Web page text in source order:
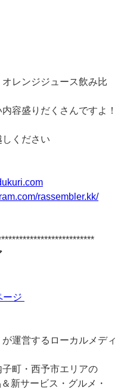
レンジジュース飲み比
容盛りだくさんですよ！
ください
rassembler.kk/
ージ
が運営するローカルメディ
町・西予市エリアの
新サービス・グルメ・